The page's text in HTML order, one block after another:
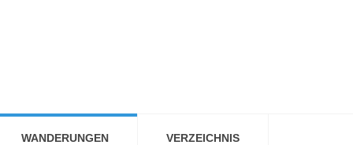
WANDERUNGEN VERZEICHNIS